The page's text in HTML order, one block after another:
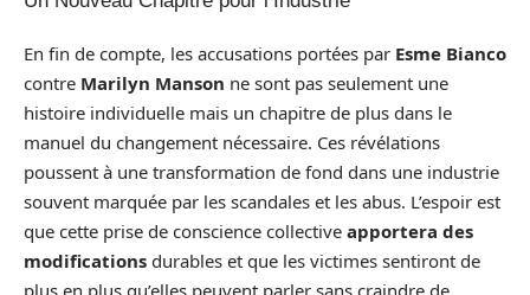
En fin de compte, les accusations portées par Esme Bianco
contre Marilyn Manson ne sont pas seulement une
histoire individuelle mais un chapitre de plus dans le
manuel du changement nécessaire. Ces révélations
poussent à une transformation de fond dans une industrie
souvent marquée par les scandales et les abus. L’espoir est
que cette prise de conscience collective apportera des
modifications durables et que les victimes sentiront de